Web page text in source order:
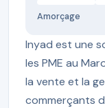
Amorçage
Inyad est une
les PME au
la vente et la
commerçants